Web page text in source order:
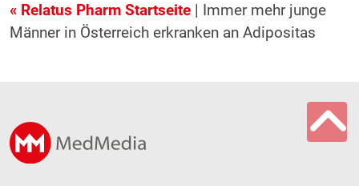
« Relatus Pharm Startseite| Immer mehr junge
Männer in Österreich erkranken an Adipositas